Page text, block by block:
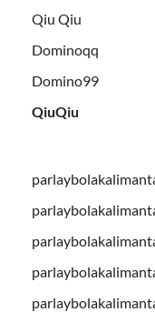
Qiu Qiu
Dominoqq
Domino99
QiuQiu